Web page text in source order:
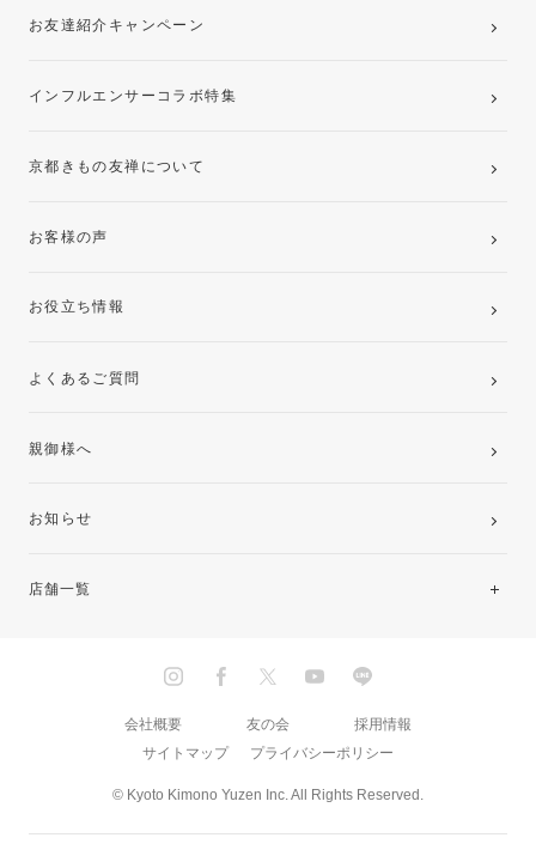
お友達紹介キャンペーン
インフルエンサーコラボ特集
京都きもの友禅について
お客様の声
お役立ち情報
よくあるご質問
親御様へ
お知らせ
店舗一覧
© Kyoto Kimono Yuzen Inc. All Rights Reserved.
会社概要 友の会
採用情報
サイトマップ
プライバシーポリシー